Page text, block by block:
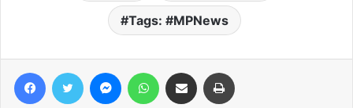
Tags: #MPNews
FacebookTwitter MessengerWhatsAppShare via Email